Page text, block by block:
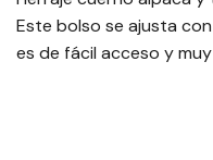
Este bolso se ajusta
es de fácil acceso y